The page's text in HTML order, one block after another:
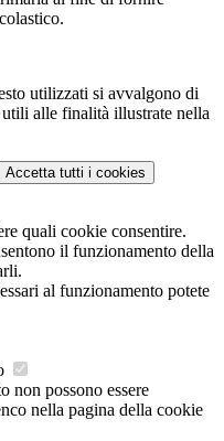
utilizzati si avvalgono di
alle finalità illustrate nella
Accetta tutti i cookies
quali cookie consentire.
il funzionamento della
al funzionamento potete
non possono essere
nella pagina della cookie